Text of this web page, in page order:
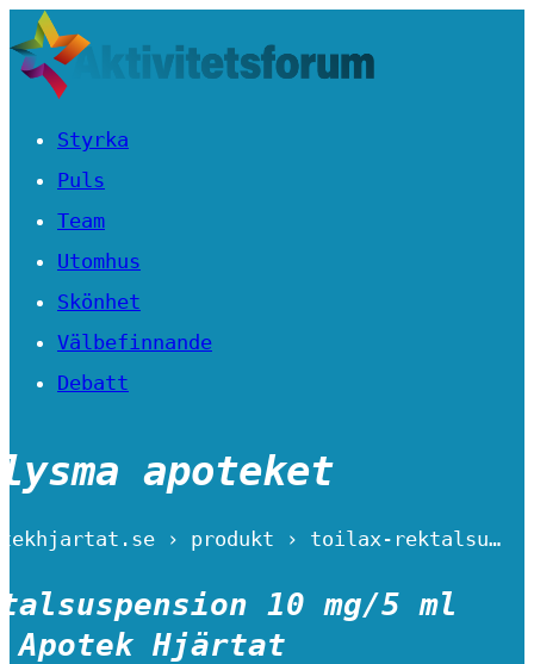
Styrka
Puls
Team
Utomhus
Skönhet
Välbefinnande
Debatt
apoteket
› produkt › toilax-rektalsu…
10 mg/5 ml
Apotek Hjärtat